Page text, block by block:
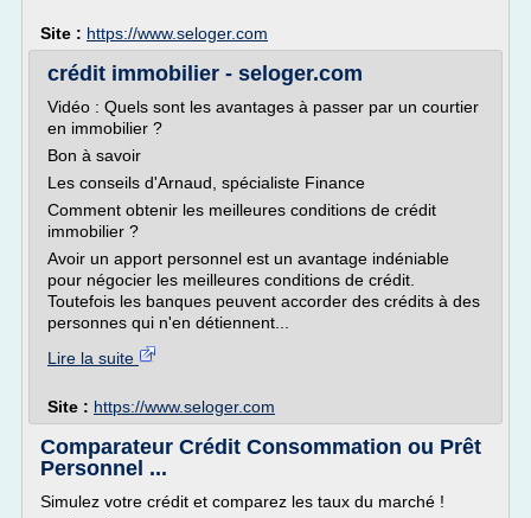
Site : https://www.seloger.com
crédit immobilier - seloger.com
Vidéo : Quels sont les avantages à passer par un courtier
en immobilier ?
Bon à savoir
Les conseils d'Arnaud, spécialiste Finance
Comment obtenir les meilleures conditions de crédit
immobilier ?
Avoir un apport personnel est un avantage indéniable
pour négocier les meilleures conditions de crédit.
Toutefois les banques peuvent accorder des crédits à des
personnes qui n'en détiennent...
Lire la suite
Site : https://www.seloger.com
Comparateur Crédit Consommation ou Prêt
Personnel ...
Simulez votre crédit et comparez les taux du marché !